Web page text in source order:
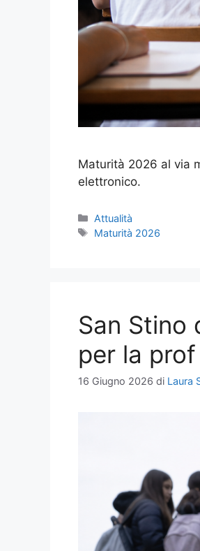
Maturità 2026 al via
elettronico.
Categorie
Attualità
Tag
Maturità 2026
San Stino
per la
16 Giugno 2026 di Laura